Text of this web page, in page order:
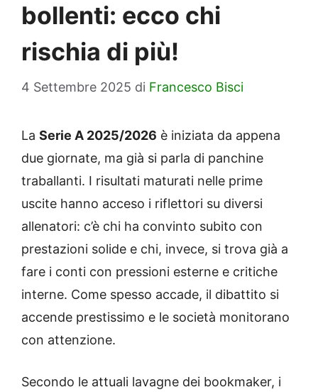
bollenti: ecco chi
rischia di più!
4 Settembre 2025 di Francesco Bisci
La Serie A 2025/2026 è iniziata da appena
due giornate, ma già si parla di panchine
traballanti. I risultati maturati nelle prime
uscite hanno acceso i riflettori su diversi
allenatori: c’è chi ha convinto subito con
prestazioni solide e chi, invece, si trova già a
fare i conti con pressioni esterne e critiche
interne. Come spesso accade, il dibattito si
accende prestissimo e le società monitorano
con attenzione.
Secondo le attuali lavagne dei bookmaker, i